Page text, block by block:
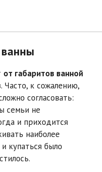
от габаритов ванной
. Часто, к сожалению,
согласовать:
семьи не
и приходится
наиболее
купаться было